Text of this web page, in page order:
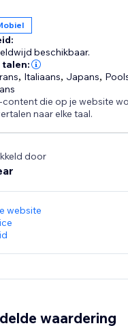
app-achtige
visuele controle zonder
en conversie op
transformeert de
intuïtieve en visueel
op elk apparaat.
beschikbaar.
talen:
, Italiaans, Japans,
content die op je website
naar elke taal.
door
website
waardering